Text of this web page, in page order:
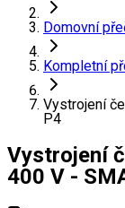
Domovní
Kompletní
Vystrojení
P4
Vystrojení
400 V -